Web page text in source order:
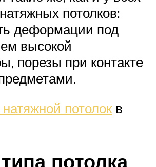
потолков:
деформации под
высокой
порезы при контакте
потолок в
потолка